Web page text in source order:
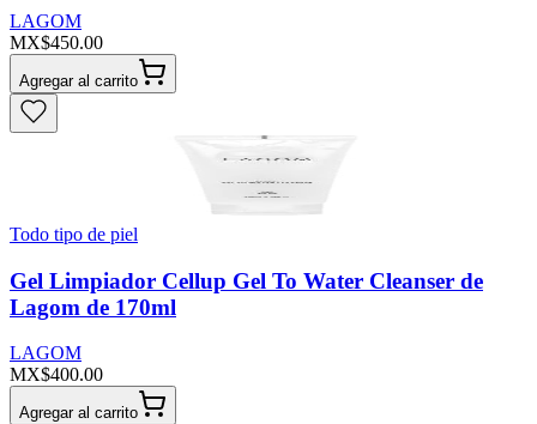
LAGOM
MX$450.00
Agregar al carrito
Todo tipo de piel
Gel Limpiador Cellup Gel To Water Cleanser de
Lagom de 170ml
LAGOM
MX$400.00
Agregar al carrito